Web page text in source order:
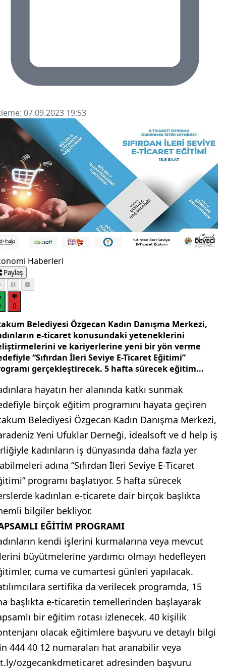
07.09.2023 19:53
Haberleri
Paylaş
0
Belediyesi Özgecan Kadın Danışma Merkezi,
e-ticaret konusundaki yeteneklerini
ve kariyerlerine yeni bir yön verme
“Sıfırdan İleri Seviye E-Ticaret Eğitimi”
gerçekleştirecek. 5 hafta sürecek eğitim...
hayatın her alanında katkı sunmak
birçok eğitim programını hayata geçiren
Belediyesi Özgecan Kadın Danışma Merkezi,
Yeni Ufuklar Derneği, idealsoft ve d help iş
kadınların iş dünyasında daha fazla yer
adına “Sıfırdan İleri Seviye E-Ticaret
programı başlatıyor. 5 hafta sürecek
kadınları e-ticarete dair birçok başlıkta
bilgiler bekliyor.
EĞİTİM PROGRAMI
kendi işlerini kurmalarına veya mevcut
büyütmelerine yardımcı olmayı hedefleyen
cuma ve cumartesi günleri yapılacak.
sertifika da verilecek programda, 15
başlıkta e-ticaretin temellerinden başlayarak
bir eğitim rotası izlenecek. 40 kişilik
olacak eğitimlere başvuru ve detaylı bilgi
444 40 12 numaraları hat aranabilir veya
ozgecankdmeticaret adresinden başvuru